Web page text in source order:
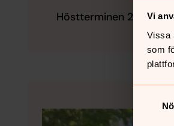
Vi
Vissa
som
Höstterminen 2026